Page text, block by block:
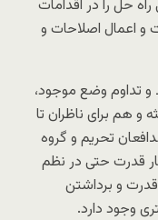
حل را در اقدامات
و اعمال اصلاحات و
تداوم وضع موجود،
هم برای ناظران تا
تحریم و گروه
قدرت حتی در نظم
و برداشتن
وجود دارد.